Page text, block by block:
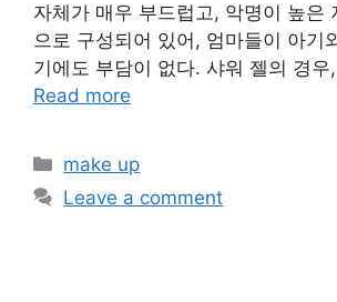
자체가 매우 부드럽고, 악명이 높은
으로 구성되어 있어, 엄마들이 아기
기에도 부담이 없다. 샤워 젤의 경
Read more
Categories
make up
Leave a comment